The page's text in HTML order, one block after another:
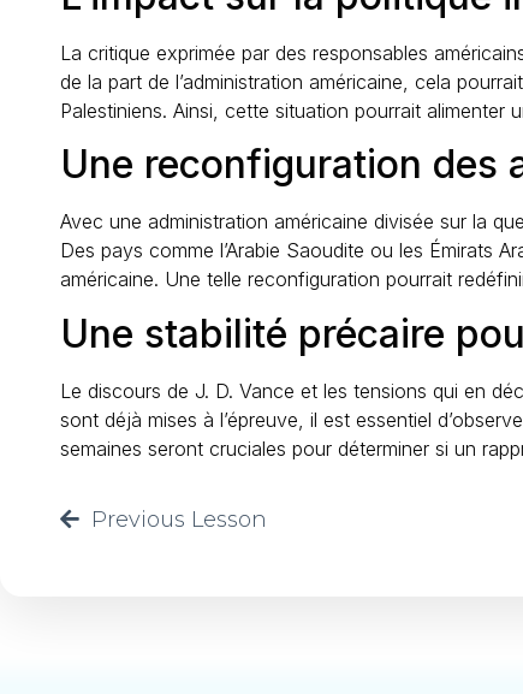
La critique exprimée par des responsables
de la part de l’administration américaine, cela
Palestiniens. Ainsi, cette situation pourrait
Une reconfiguration des
Avec une administration américaine divisée sur la
Des pays comme l’Arabie Saoudite ou les Émirats
américaine. Une telle reconfiguration pourrait
Une stabilité précaire
Le discours de J. D. Vance et les tensions qui en
sont déjà mises à l’épreuve, il est essentiel
semaines seront cruciales pour déterminer si un
Previous Lesson